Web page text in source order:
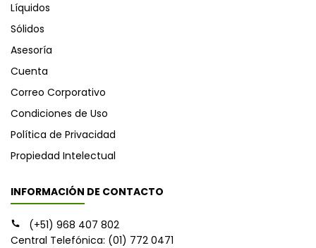
Líquidos
Sólidos
Asesoría
Cuenta
Correo Corporativo
Condiciones de Uso
Política de Privacidad
Propiedad Intelectual
INFORMACIÓN DE CONTACTO
(+51) 968 407 802
Central Telefónica: (01) 772 0471